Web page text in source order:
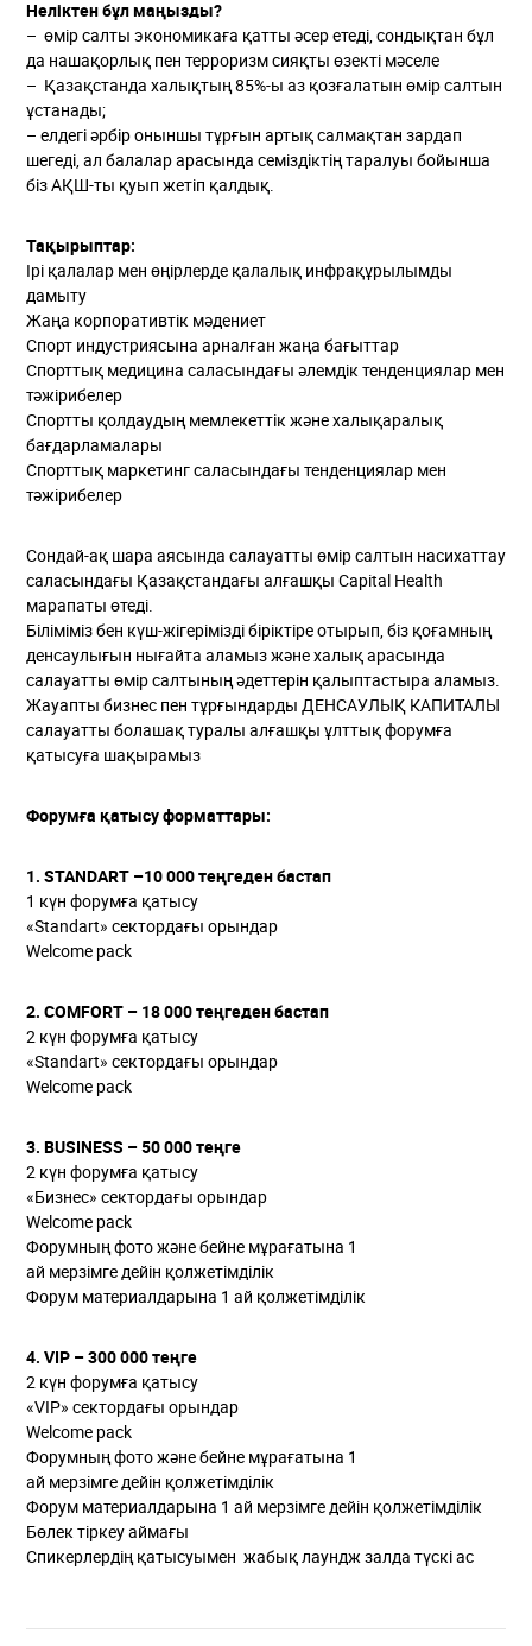
Неліктен бұл маңызды?
– өмір салты экономикаға қатты әсер етеді, сондықтан бұл
да нашақорлық пен терроризм сияқты өзекті мәселе
– Қазақстанда халықтың 85%-ы аз қозғалатын өмір салтын
ұстанады;
– елдегі әрбір оныншы тұрғын артық салмақтан зардап
шегеді, ал балалар арасында семіздіктің таралуы бойынша
біз АҚШ-ты қуып жетіп қалдық.
Тақырыптар:
Ірі қалалар мен өңірлерде қалалық инфрақұрылымды
дамыту
Жаңа корпоративтік мәдениет
Спорт индустриясына арналған жаңа бағыттар
Спорттық медицина саласындағы әлемдік тенденциялар мен
тәжірибелер
Спортты қолдаудың мемлекеттік және халықаралық
бағдарламалары
Спорттық маркетинг саласындағы тенденциялар мен
тәжірибелер
Сондай-ақ шара аясында салауатты өмір салтын насихаттау
саласындағы Қазақстандағы алғашқы Capital Health
марапаты өтеді.
Біліміміз бен күш-жігерімізді біріктіре отырып, біз қоғамның
денсаулығын нығайта аламыз және халық арасында
салауатты өмір салтының әдеттерін қалыптастыра аламыз.
Жауапты бизнес пен тұрғындарды ДЕНСАУЛЫҚ КАПИТАЛЫ
салауатты болашақ туралы алғашқы ұлттық форумға
қатысуға шақырамыз
Форумға қатысу форматтары:
1. STANDART –10 000 теңгеден бастап
1 күн форумға қатысу
«Standart» сектордағы орындар
Welcome pack
2. COMFORT – 18 000 теңгеден бастап
2 күн форумға қатысу
«Standart» сектордағы орындар
Welcome pack
3. BUSINESS – 50 000 теңге
2 күн форумға қатысу
«Бизнес» сектордағы орындар
Welcome pack
Форумның фото және бейне мұрағатына 1
ай мерзімге дейін қолжетімділік
Форум материалдарына 1 ай қолжетімділік
4. VIP – 300 000 теңге
2 күн форумға қатысу
«VIP» сектордағы орындар
Welcome pack
Форумның фото және бейне мұрағатына 1
ай мерзімге дейін қолжетімділік
Форум материалдарына 1 ай мерзімге дейін қолжетімділік
Бөлек тіркеу аймағы
Спикерлердің қатысуымен жабық лаундж залда түскі ас